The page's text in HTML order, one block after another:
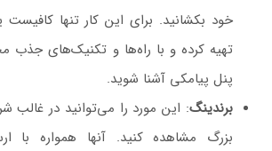
خود بکشانید. برای این کار تنها
تهیه کرده و با راه‌ها و تکنیک‌های جذب
پنل پیامکی آشنا شوید.
برندینگ: این مورد را می‌توانید در غالب
بزرگ مشاهده کنید. آنها همواره با